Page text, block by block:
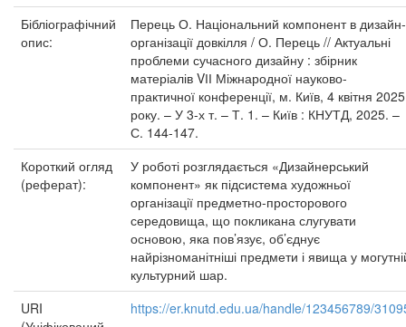
Бібліографічний
опис:
Перець О. Національний компонент в дизайн-
організації довкілля / О. Перець // Актуальні
проблеми сучасного дизайну : збірник
матеріалів VІІ Міжнародної науково-
практичної конференції, м. Київ, 4 квітня 2025
року. – У 3-х т. – Т. 1. – Київ : КНУТД, 2025. –
С. 144-147.
Короткий огляд
(реферат):
У роботі розглядається «Дизайнерський
компонент» як підсистема художньої
організації предметно-просторового
середовища, що покликана слугувати
основою, яка пов’язує, об’єднує
найрізноманітніші предмети і явища у
культурний шар.
URI
https://er.knutd.edu.ua/handle/123456789/